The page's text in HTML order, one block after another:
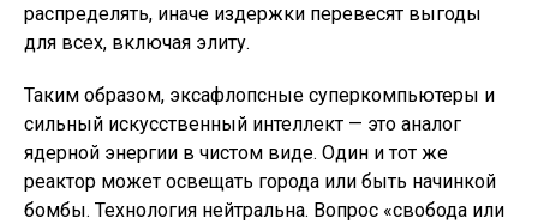
распределять, иначе издержки перевесят выгоды
для всех, включая элиту.
Таким образом, эксафлопсные суперкомпьютеры и
сильный искусственный интеллект — это аналог
ядерной энергии в чистом виде. Один и тот же
реактор может освещать города или быть начинкой
бомбы. Технология нейтральна. Вопрос «свобода или